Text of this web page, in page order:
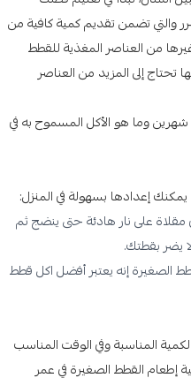
والتي تضمن تقديم كمية كافية من
من العناصر المغذية للقطط
تحتاج إلى المزيد من العناصر
وما هو الأكل المسموح به في
إعدادها بسهولة في المنزل:
على نار هادئة حتى ينضج ثم
يضر بقطتك.
الصغيرة إنه يعتبر أفضل اكل قطط
المناسبة وفي الوقت المناسب
إطعام القطط الصغيرة في عمر